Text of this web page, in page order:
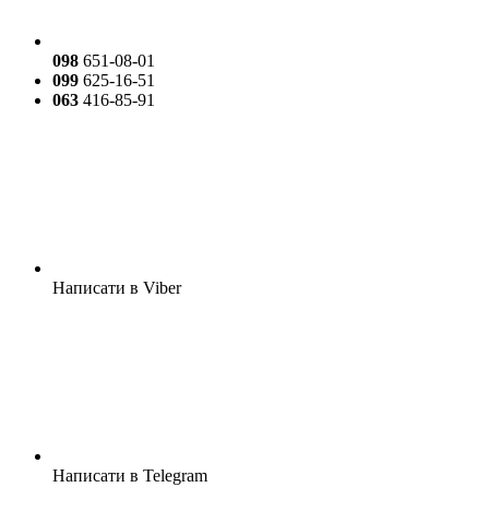
098 651-08-01
099 625-16-51
063 416-85-91
Написати в Viber
Написати в Telegram